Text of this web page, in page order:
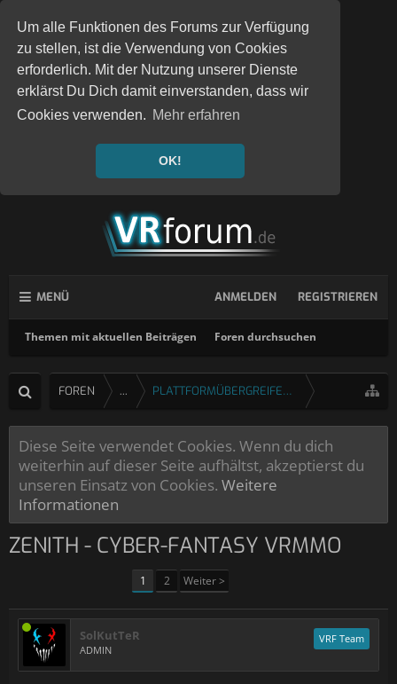
Um alle Funktionen des Forums zur Verfügung
zu stellen, ist die Verwendung von Cookies
erforderlich. Mit der Nutzung unserer Dienste
erklärst Du Dich damit einverstanden, dass wir
Cookies verwenden. Mehr erfahren
OK!
MENÜ
Themen mit aktuellen Beiträgen Foren durchsuchen
ANMELDEN REGISTRIEREN
FOREN ... PLATTFORMÜBERGREIFENDE SPIELE
Diese Seite verwendet Cookies. Wenn du dich
weiterhin auf dieser Seite aufhältst, akzeptierst du
unseren Einsatz von Cookies. Weitere
Informationen
ZENITH - CYBER-FANTASY VRMMO
1 2 Weiter >
SolKutTeR
ADMIN
VRF Team